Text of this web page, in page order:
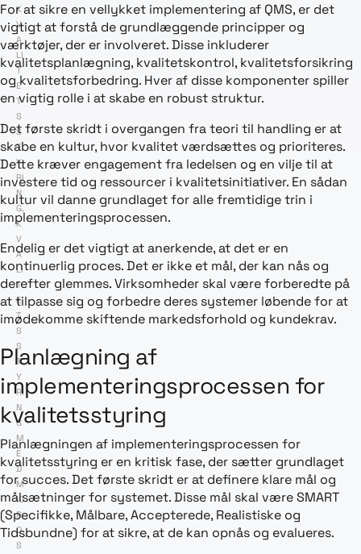
K
V
A
LI
T
E
T
S
S
T
Y
RI
N
G,
K
V
A
LI
T
E
T
S
S
T
Y
RI
N
G
M
E
D
M
IC
R
O
S
For at sikre en vellykket implementering af QMS, er det
vigtigt at forstå de grundlæggende principper og
værktøjer, der er involveret. Disse inkluderer
kvalitetsplanlægning, kvalitetskontrol, kvalitetsforsikring
og kvalitetsforbedring. Hver af disse komponenter spiller
en vigtig rolle i at skabe en robust struktur.
Det første skridt i overgangen fra teori til handling er at
skabe en kultur, hvor kvalitet værdsættes og prioriteres.
Dette kræver engagement fra ledelsen og en vilje til at
investere tid og ressourcer i kvalitetsinitiativer. En sådan
kultur vil danne grundlaget for alle fremtidige trin i
implementeringsprocessen.
Endelig er det vigtigt at anerkende, at det er en
kontinuerlig proces. Det er ikke et mål, der kan nås og
derefter glemmes. Virksomheder skal være forberedte på
at tilpasse sig og forbedre deres systemer løbende for at
imødekomme skiftende markedsforhold og kundekrav.
Planlægning af
implementeringsprocessen for
kvalitetsstyring
Planlægningen af implementeringsprocessen for
kvalitetsstyring er en kritisk fase, der sætter grundlaget
for succes. Det første skridt er at definere klare mål og
målsætninger for systemet. Disse mål skal være SMART
(Specifikke, Målbare, Accepterede, Realistiske og
Tidsbundne) for at sikre, at de kan opnås og evalueres.